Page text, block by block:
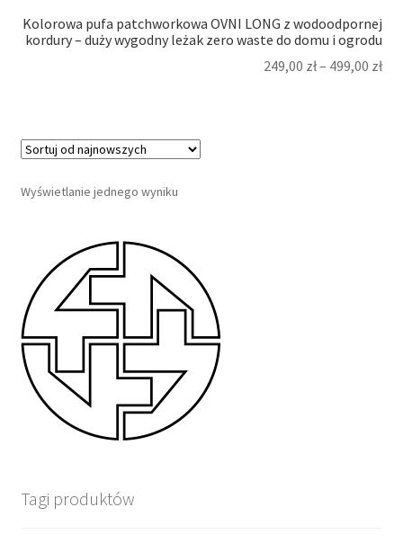
Kolorowa pufa patchworkowa OVNI LONG z wodoodpornej
kordury – duży wygodny leżak zero waste do domu i ogrodu
249,00 zł– 499,00 zł
Wyświetlanie jednego wyniku
Tagi produktów